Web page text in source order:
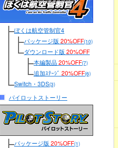
ぼくは航空管制官4
パッケージ版 20%OFF(10)
ダウンロード版 20%OFF
本編製品20%OFF(7)
追加ｽﾃｰｼﾞ 20%OFF(6)
Switch・3DS(3)
パイロットストーリー
パッケージ版 20%OFF(1)